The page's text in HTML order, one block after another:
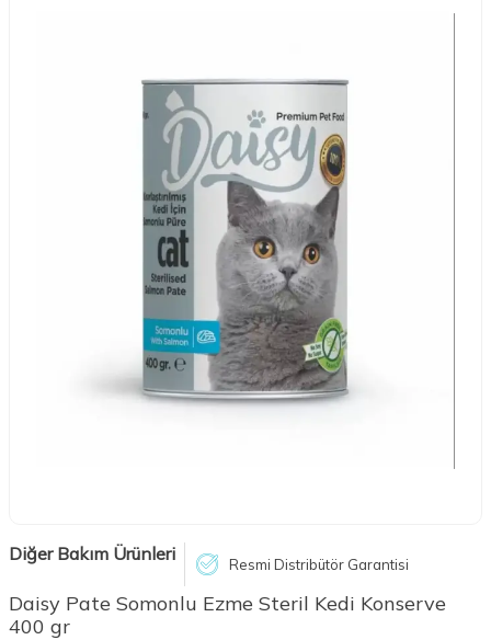
Diğer Bakım Ürünleri Resmi Distribütör Garantisi
Daisy Pate Somonlu Ezme Steril Kedi Konserve
400 gr